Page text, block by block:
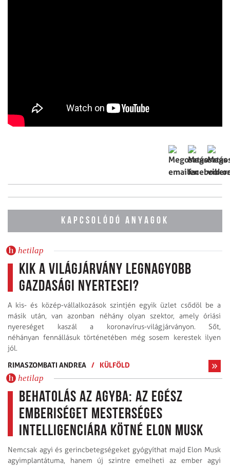
KAPCSOLÓDÓ ANYAGOK
hetilap
Kik a világjárvány legnagyobb
gazdasági nyertesei?
A kis- és közép-vállalkozások szintjén egyik üzlet csődöl be a
másik után, van azonban néhány olyan szektor, amely óriási
nyereséget kaszál a koronavírus-világjárványon. Sőt,
néhányan fennállásuk történetében még sosem kerestek ilyen
jól.
RIMASZOMBATI ANDREA / KÜLFÖLD
hetilap
Behatolás az agyba: az egész
emberiséget Mesterséges
Intelligenciára kötné Elon Musk
Nemcsak agyi és gerincbetegségeket gyógyíthat majd Elon Musk
agyimplantátuma, hanem új szintre emelheti az ember agyi